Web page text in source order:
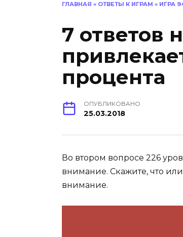
ГЛАВНАЯ » ОТВЕТЫ К ИГРАМ » ИГРА
7 ответов
процента
ОПУБЛИКОВАНО
25.03.2018
Во втором вопросе 226
внимание. Скажите, что или
внимание.